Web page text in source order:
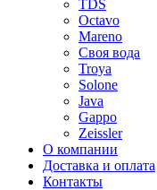
TDS
Octavo
Mareno
Своя вода
Troya
Solone
Java
Gappo
Zeissler
О компании
Доставка и оплата
Контакты